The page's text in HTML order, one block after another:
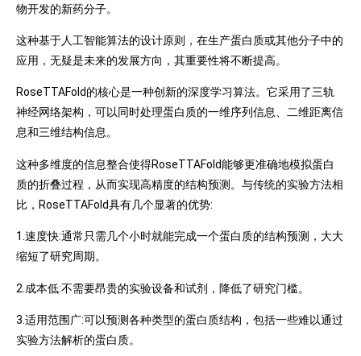
物开发的新药分子。
这种基于人工智能算法的设计原则，在生产蛋白质或其他分子中的
应用，无疑是未来的发展方向，其重要性将不断提高。
RoseTTAFold的核心是一种创新的深度学习算法。它采用了三轨
神经网络架构，可以同时处理蛋白质的一维序列信息、二维距离信
息和三维结构信息。
这种多维度的信息整合使得RoseTTAFold能够更准确地模拟蛋白
质的折叠过程，从而实现高精度的结构预测。与传统的实验方法相
比，RoseTTAFold具有几个显著的优势:
1.速度快:通常只需几个小时就能完成一个蛋白质的结构预测，大大
缩短了研究周期。
2.成本低:不需要昂贵的实验设备和试剂，降低了研究门槛。
3.适用范围广:可以预测各种类型的蛋白质结构，包括一些难以通过
实验方法解析的蛋白质。